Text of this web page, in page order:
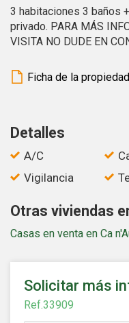
3 habitaciones 3 baños
privado. PARA MÁS
VISITA NO DUDE EN
Ficha de la propiedad
Detalles
A/C
Vigilancia
Otras viviendas
Casas en venta en Ca
Solicitar más
Ref.33909